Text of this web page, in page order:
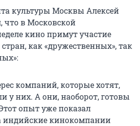
культуры Москвы Алексей
что в Московской
кино примут участие
как «дружественных», так
компаний, которые хотят,
у них. А они, наоборот, готовы
опыт уже показал
индийские кинокомпании